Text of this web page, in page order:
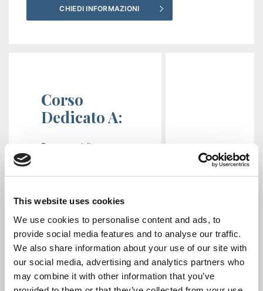
This website uses cookies
We use cookies to personalise content and ads, to
provide social media features and to analyse our traffic.
We also share information about your use of our site with
our social media, advertising and analytics partners who
may combine it with other information that you’ve
CHIEDI INFORMAZIONI
Corso
Dedicato A:
Responsabile
TARIFFA NON ASSOCIATI
€ 518